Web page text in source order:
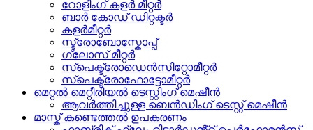
റോളിംഗ് കളർ മീറ്റർ
ബാർ കോഡ് ഡിറ്റക്ടർ
കളർമീറ്റർ
സ്ട്രോബോസ്കോപ്പ്
ഗ്ലോസ് മീറ്റർ
സ്പെക്ട്രോഡെൻസിറ്റോമീറ്റർ
സ്പെക്ട്രോഫോട്ടോമീറ്റർ
മെറ്റൽ മെറ്റീരിയൽ ടെസ്റ്റിംഗ് മെഷീൻ
ആവർത്തിച്ചുള്ള ബെൻഡിംഗ് ടെസ്റ്റ് മെഷീൻ
മാസ്ക് കണ്ടെത്തൽ ഉപകരണം